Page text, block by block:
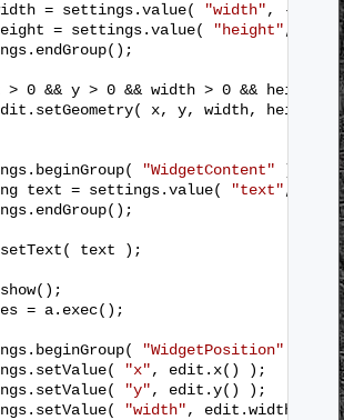
= settings.value( "width", -1
= settings.value( "height", -1
> 0 && y > 0 && width > 0 && height
x, y, width, height
"WidgetContent"
);
text = settings.value( "text",
text );
= a.exec();
"WidgetPosition"
"x", edit.x() );
"y", edit.y() );
"width", edit.width() );